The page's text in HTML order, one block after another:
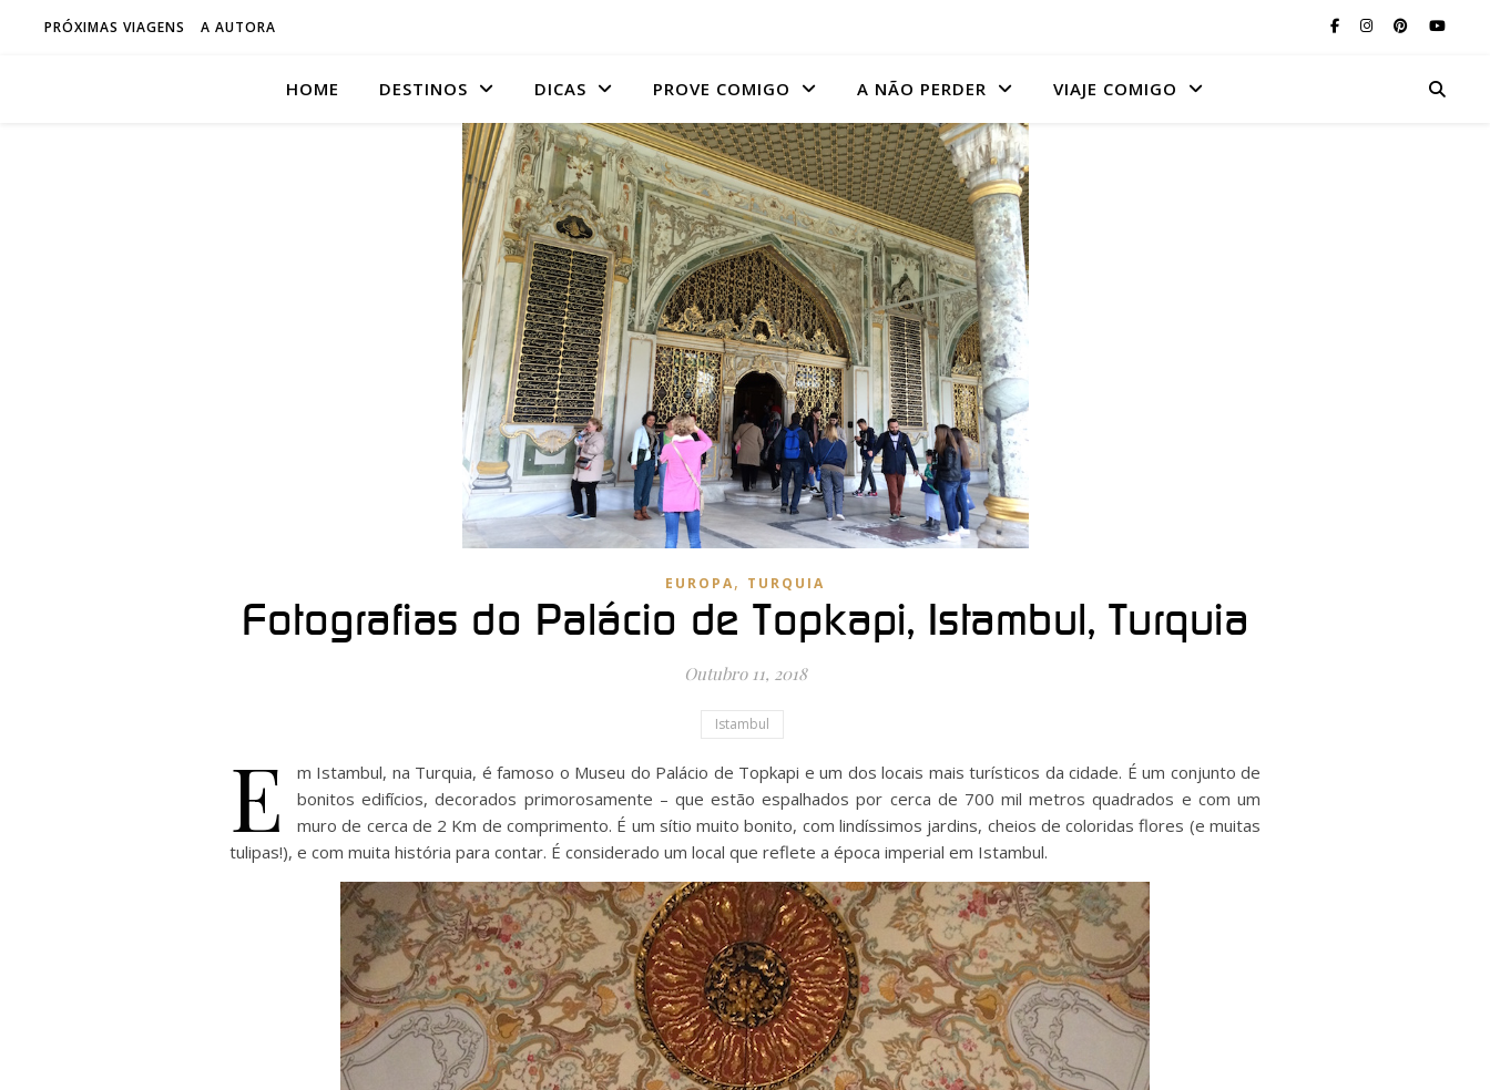
PRÓXIMAS VIAGENS A AUTORA
HOME DESTINOS DICAS PROVE COMIGO A NÃO PERDER VIAJE COMIGO
EUROPA, TURQUIA
Fotografias do Palácio de Topkapi, Istambul, Turquia
Outubro 11, 2018
Istambul
E
m Istambul, na Turquia, é famoso o Museu do Palácio de Topkapi e um dos locais mais turísticos da cidade. É um conjunto de
bonitos edifícios, decorados primorosamente – que estão espalhados por cerca de 700 mil metros quadrados e com um
muro de cerca de 2 Km de comprimento. É um sítio muito bonito, com lindíssimos jardins, cheios de coloridas flores (e muitas
tulipas!), e com muita história para contar. É considerado um local que reflete a época imperial em Istambul.